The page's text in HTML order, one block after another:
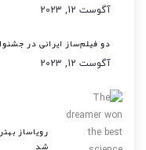
آگوست 12, 2023
دو فیلم‌ساز ایرانی در جشنواره
آگوست 12, 2023
شد